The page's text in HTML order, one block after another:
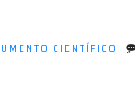
CIENTÍFICO